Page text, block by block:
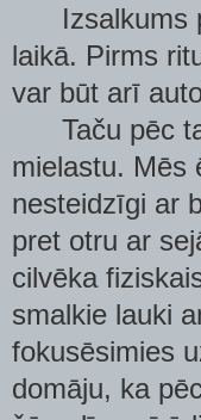
Izsalkums
laikā. Pirms
var būt arī
Taču pēc
mielastu. Mēs
nesteidzīgi ar
pret otru ar
cilvēka
smalkie lauki
fokusēsimies
domāju, ka